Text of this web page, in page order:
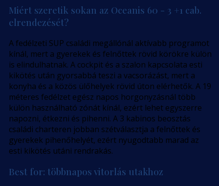
Miért szeretik sokan az Oceanis 60 - 3 +1 cab.
elrendezését?
A fedélzeti SUP családi megállónál aktívabb programot
kínál, mert a gyerekek és felnőttek rövid körökre külön
is elindulhatnak. A cockpit és a szalon kapcsolata esti
kikötés után gyorsabbá teszi a vacsorázást, mert a
konyha és a közös ülőhelyek rövid úton elérhetők. A 19
méteres fedélzet egész napos horgonyzásnál több
külön használható zónát kínál, ezért lehet egyszerre
napozni, étkezni és pihenni. A 3 kabinos beosztás
családi charteren jobban szétválasztja a felnőttek és
gyerekek pihenőhelyét, ezért nyugodtabb marad az
esti kikötés utáni rendrakás.
Best for: többnapos vitorlás utakhoz